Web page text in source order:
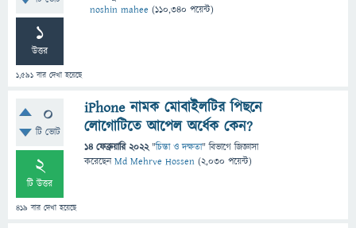
1
উত্তর
1,591 বার দেখা হয়েছে
noshin mahee (110,340 পয়েন্ট)
0
টি ভোট
2
টি উত্তর
419 বার দেখা হয়েছে
iPhone নামক মোবাইলটির পিছনে
লোগোটিতে আপেল অর্ধেক কেন?
14 ফেব্রুয়ারি 2022 "চিন্তা ও দক্ষতা" বিভাগে জিজ্ঞাসা
করেছেনMd Mehrve Hossen (2,030 পয়েন্ট)